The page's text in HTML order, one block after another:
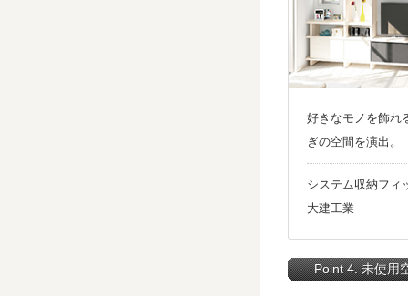
好きなモノを飾れ
ぎの空間を演出。
システム収納フィ
大建工業
Point 4. 未使用